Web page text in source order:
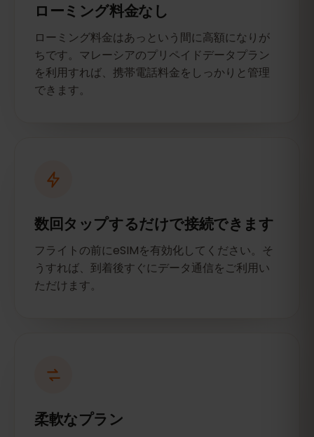
ローミング料金なし
ローミング料金はあっという間に高額になりが
ちです。マレーシアのプリペイドデータプラン
を利用すれば、携帯電話料金をしっかりと管理
できます。
数回タップするだけで接続できます
フライトの前にeSIMを有効化してください。そ
うすれば、到着後すぐにデータ通信をご利用い
ただけます。
柔軟なプラン